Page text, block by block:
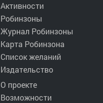
Активности
Робинзоны
Журнал Робинзоны
Карта Робинзона
Список желаний
Издательство
О проекте
Возможности